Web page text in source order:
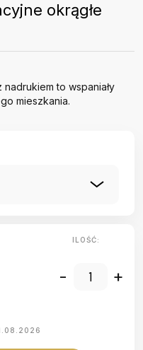
okrągłe
to wspaniały
mieszkania.
ILOŚĆ:
- +